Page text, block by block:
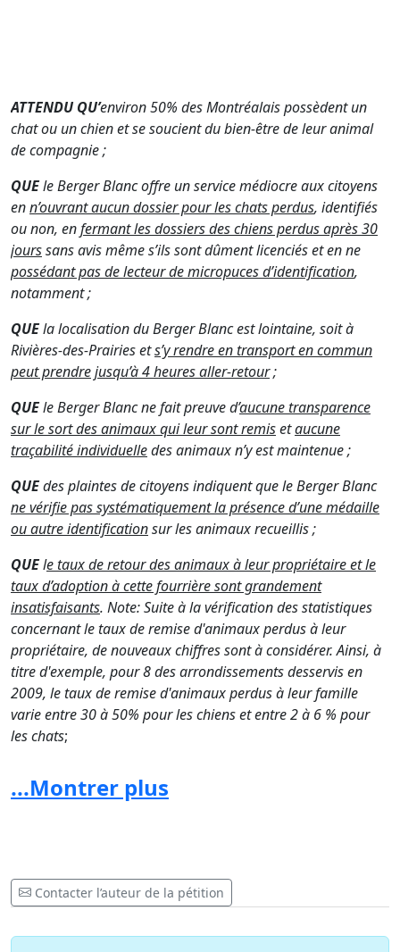
ATTENDU QU’environ 50% des Montréalais possèdent un
chat ou un chien et se soucient du bien-être de leur animal
de compagnie ;
QUEle Berger Blanc offre un service médiocre aux citoyens
enn’ouvrant aucun dossier pour les chats perdus, identifiés
ou non, enfermant les dossiers des chiens perdus après 30
jourssans avis même s’ils sont dûment licenciés et en ne
possédant pas de lecteur de micropuces d’identification,
notamment ;
QUEla localisation du Berger Blanc est lointaine, soit à
Rivières-des-Prairies ets’y rendre en transport en commun
peut prendre jusqu’à 4 heures aller-retour;
QUEle Berger Blanc ne fait preuve d’aucune transparence
sur le sort des animaux qui leur sont remisetaucune
traçabilité individuelledes animaux n’y est maintenue ;
QUEdes plaintes de citoyens indiquent que le Berger Blanc
ne vérifie pas systématiquement la présence d’une médaille
ou autre identificationsur les animaux recueillis ;
QUEle taux de retour des animaux à leur propriétaire et le
taux d’adoption à cette fourrière sont grandement
insatisfaisants. Note: Suite à la vérification des statistiques
concernant le taux de remise d'animaux perdus à leur
propriétaire, de nouveaux chiffres sont à considérer. Ainsi, à
titre d'exemple, pour 8 des arrondissements desservis en
2009, le taux de remise d'animaux perdus à leur famille
varie entre 30 à 50% pour les chiens et entre 2 à 6 % pour
les chats;
produisent selon des méthodes répondant au seul critère du
confiée à un organisme qui privilégie le service aux citoyens
et le bien-être animalier plutôt que le profit commercial ;
...Montrer plus
Contacter l’auteur de la pétition